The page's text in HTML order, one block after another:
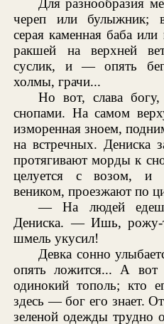
Для разнообразия
череп или булыжник;
серая каменная баба
ракшей на верхней
суслик, и — опять
холмы, грачи...
Но вот, слава богу,
снопами. На самом
изморенная зноем,
на встречных. Дениска
протягивают морды к
целуется с возом, и
веником, проезжают по
— На людей
Дениска. — Ишь, рожу-
шмель укусил!
Девка сонно
опять ложится... А вот
одинокий тополь; кто
здесь — бог его знает.
зеленой одежды трудно